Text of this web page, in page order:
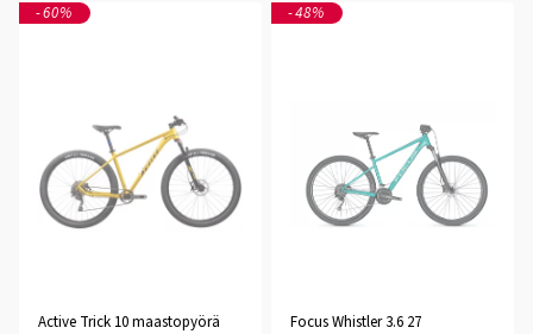
-60%
Active Trick 10 maastopyörä
-48%
Focus Whistler 3.6 27